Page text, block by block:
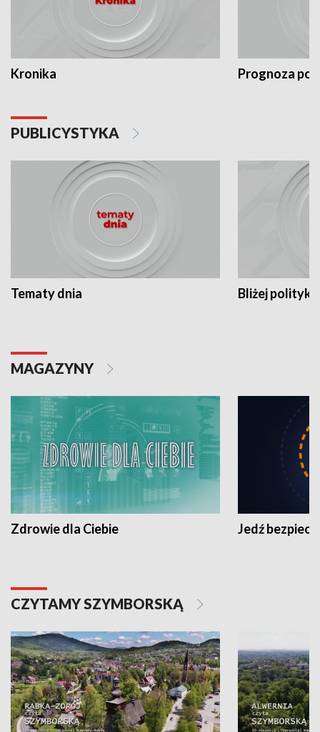
Kronika Prognoza
PUBLICYSTYKA
Tematy dnia Bliżej polityki
MAGAZYNY
Zdrowie dla Ciebie Jedź
CZYTAMY SZYMBORSKĄ